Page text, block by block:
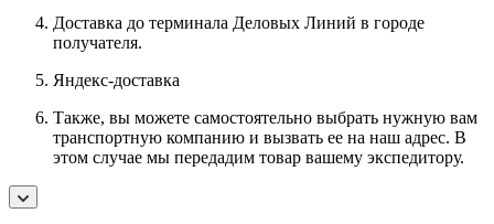
Доставка до терминала Деловых Линий в городе
получателя.
Яндекс-доставка
Также, вы можете самостоятельно выбрать нужную вам
транспортную компанию и вызвать ее на наш адрес. В
этом случае мы передадим товар вашему экспедитору.